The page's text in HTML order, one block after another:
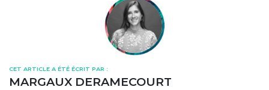
CET ARTICLE A ÉTÉ ÉCRIT PAR :
MARGAUX DERAMECOURT